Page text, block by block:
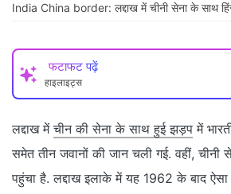
India China border: लद्दाख में चीनी सेना के साथ
फटाफट पढ़ें
हाइलाइट्स
लद्दाख मेंचीन की सेना के साथ हुई झड़प में
समेत तीन जवानों की जान चली गई. वहीं, चीनी
पहुंचा है. लद्दाख इलाके में यह 1962 के बाद